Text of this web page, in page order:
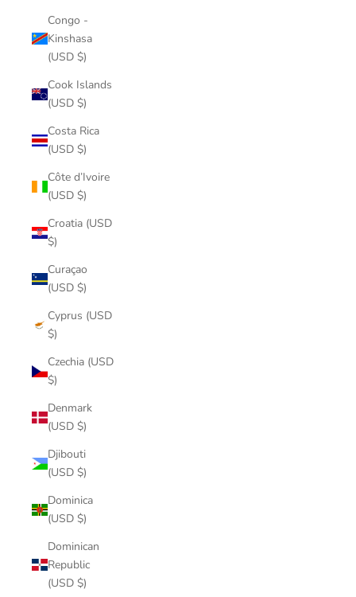
Congo -
Kinshasa
(USD $)
Cook Islands
(USD $)
Costa Rica
(USD $)
Côte d’Ivoire
(USD $)
Croatia (USD
$)
Curaçao
(USD $)
Cyprus (USD
$)
Czechia (USD
$)
Denmark
(USD $)
Djibouti
(USD $)
Dominica
(USD $)
Dominican
Republic
(USD $)